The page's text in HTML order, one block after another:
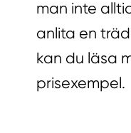
man inte
anlita en
kan du läsa
prisexempel.